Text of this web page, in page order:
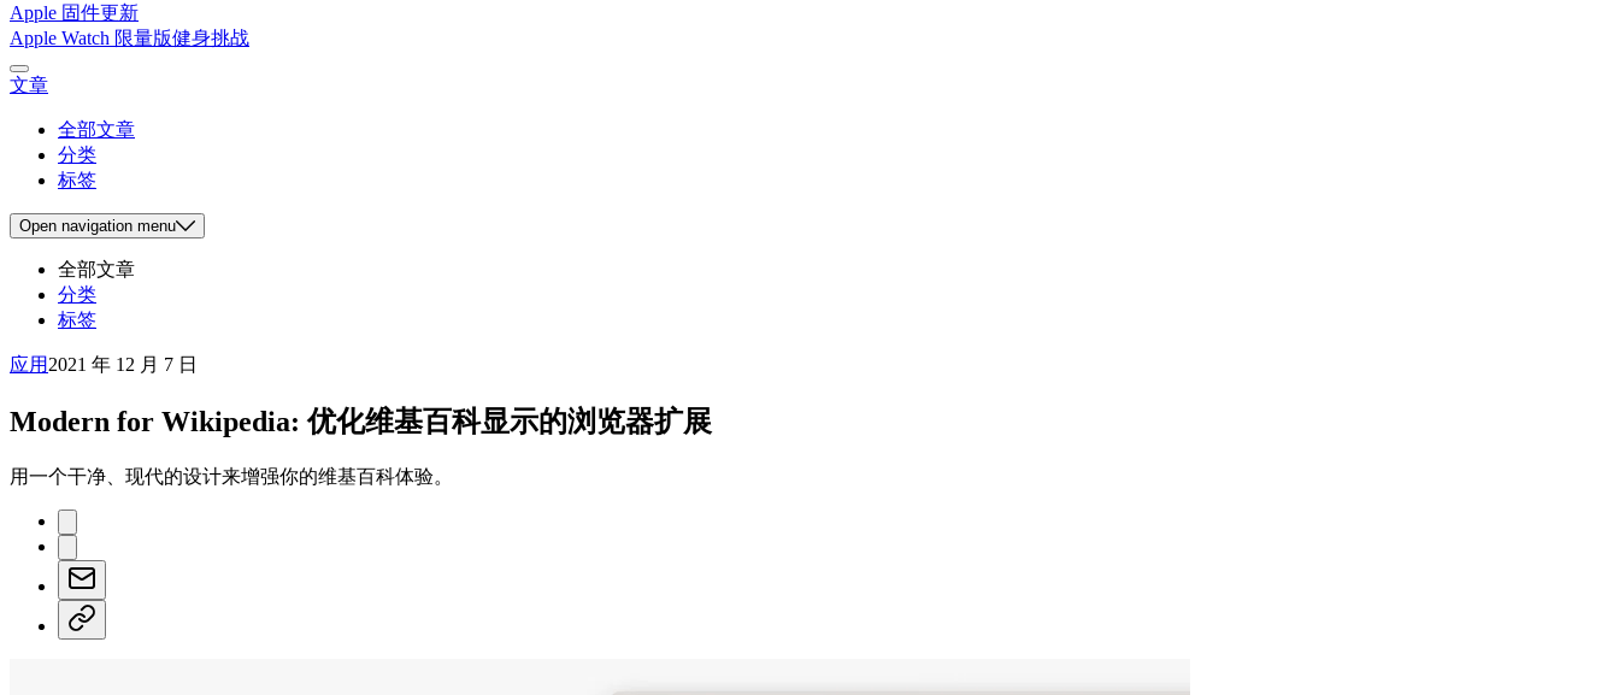
Apple 固件更新
Apple Watch 限量版健身挑战
文章
全部文章
分类
标签
Open navigation menu
全部文章
分类
标签
应用 2021 年 12 月 7 日
Modern for Wikipedia: 优化维基百科显示的浏览器扩展
用一个干净、现代的设计来增强你的维基百科体验。